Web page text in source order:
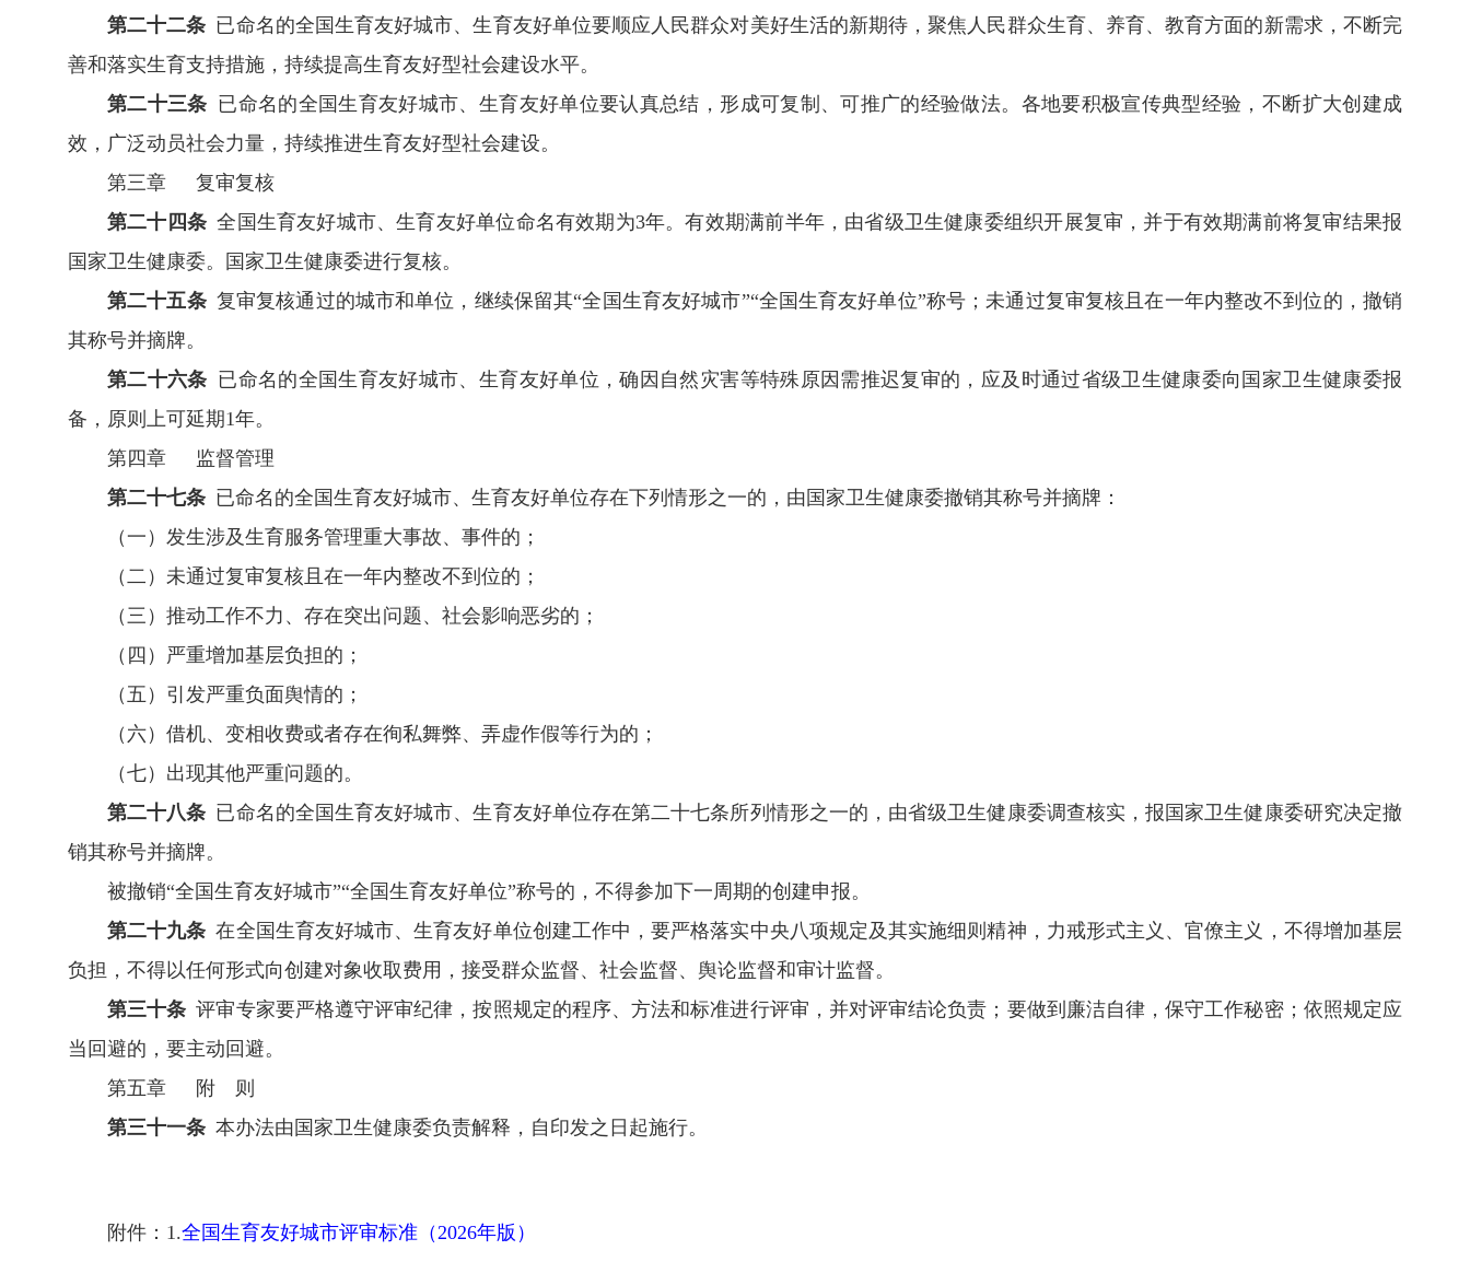
第二十二条 已命名的全国生育友好城市、生育友好单位要顺应人民群众对美好生活的新期待，聚焦人民群众生育、养育、教育方面的新需求，不断完
善和落实生育支持措施，持续提高生育友好型社会建设水平。
第二十三条 已命名的全国生育友好城市、生育友好单位要认真总结，形成可复制、可推广的经验做法。各地要积极宣传典型经验，不断扩大创建成
效，广泛动员社会力量，持续推进生育友好型社会建设。
第三章 复审复核
第二十四条 全国生育友好城市、生育友好单位命名有效期为3年。有效期满前半年，由省级卫生健康委组织开展复审，并于有效期满前将复审结果报
国家卫生健康委。国家卫生健康委进行复核。
第二十五条复审复核通过的城市和单位，继续保留其“全国生育友好城市”“全国生育友好单位”称号；未通过复审复核且在一年内整改不到位的，撤销
其称号并摘牌。
第二十六条 已命名的全国生育友好城市、生育友好单位，确因自然灾害等特殊原因需推迟复审的，应及时通过省级卫生健康委向国家卫生健康委报
备，原则上可延期1年。
第四章 监督管理
第二十七条 已命名的全国生育友好城市、生育友好单位存在下列情形之一的，由国家卫生健康委撤销其称号并摘牌：
（一）发生涉及生育服务管理重大事故、事件的；
（二）未通过复审复核且在一年内整改不到位的；
（三）推动工作不力、存在突出问题、社会影响恶劣的；
（四）严重增加基层负担的；
（五）引发严重负面舆情的；
（六）借机、变相收费或者存在徇私舞弊、弄虚作假等行为的；
（七）出现其他严重问题的。
第二十八条 已命名的全国生育友好城市、生育友好单位存在第二十七条所列情形之一的，由省级卫生健康委调查核实，报国家卫生健康委研究决定撤
销其称号并摘牌。
被撤销“全国生育友好城市”“全国生育友好单位”称号的，不得参加下一周期的创建申报。
第二十九条 在全国生育友好城市、生育友好单位创建工作中，要严格落实中央八项规定及其实施细则精神，力戒形式主义、官僚主义，不得增加基层
负担，不得以任何形式向创建对象收取费用，接受群众监督、社会监督、舆论监督和审计监督。
第三十条 评审专家要严格遵守评审纪律，按照规定的程序、方法和标准进行评审，并对评审结论负责；要做到廉洁自律，保守工作秘密；依照规定应
当回避的，要主动回避。
第五章 附 则
第三十一条 本办法由国家卫生健康委负责解释，自印发之日起施行。
附件：1.全国生育友好城市评审标准（2026年版）